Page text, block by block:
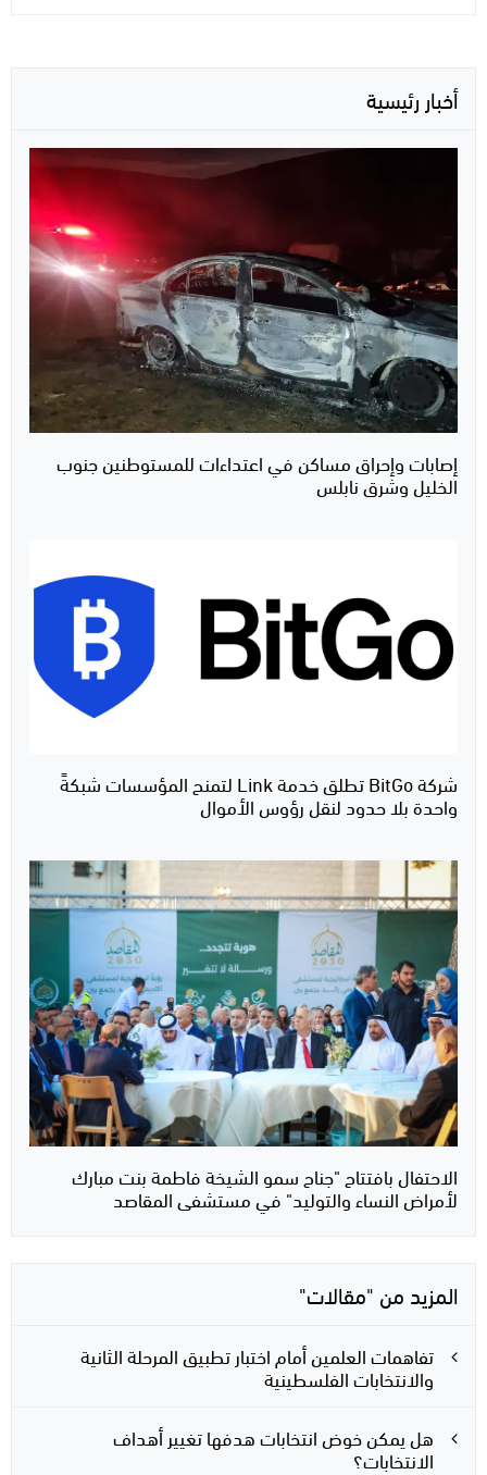
أخبار رئيسية
إصابات وإحراق مساكن في اعتداءات للمستوطنين جنوب
الخليل وشرق نابلس
شركة BitGo تطلق خدمة Link لتمنح المؤسسات شبكةً
واحدة بلا حدود لنقل رؤوس الأموال
الاحتفال بافتتاح "جناح سمو الشيخة فاطمة بنت مبارك
لأمراض النساء والتوليد" في مستشفى المقاصد
المزيد من "مقالات"
تفاهمات العلمين أمام اختبار تطبيق المرحلة الثانية
والانتخابات الفلسطينية
هل يمكن خوض انتخابات هدفها تغيير أهداف
الانتخابات؟